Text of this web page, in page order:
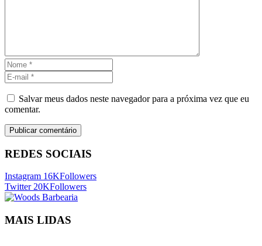
Salvar meus dados neste navegador para a próxima vez que eu
comentar.
REDES SOCIAIS
Instagram 16KFollowers
Twitter 20KFollowers
MAIS LIDAS